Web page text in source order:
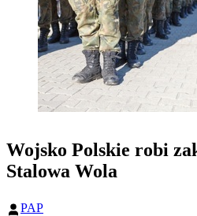
Wojsko Polskie robi
Stalowa Wola
PAP